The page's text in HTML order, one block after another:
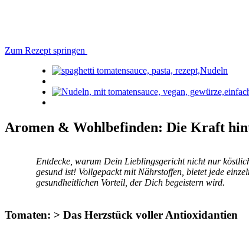
Zum Rezept springen
Aromen & Wohlbefinden: Die Kraft
Entdecke, warum Dein Lieblingsgericht nicht nur
gesund ist! Vollgepackt mit Nährstoffen, bietet jede
gesundheitlichen Vorteil, der Dich begeistern wird.
Tomaten: > Das Herzstück voller Antioxidantien